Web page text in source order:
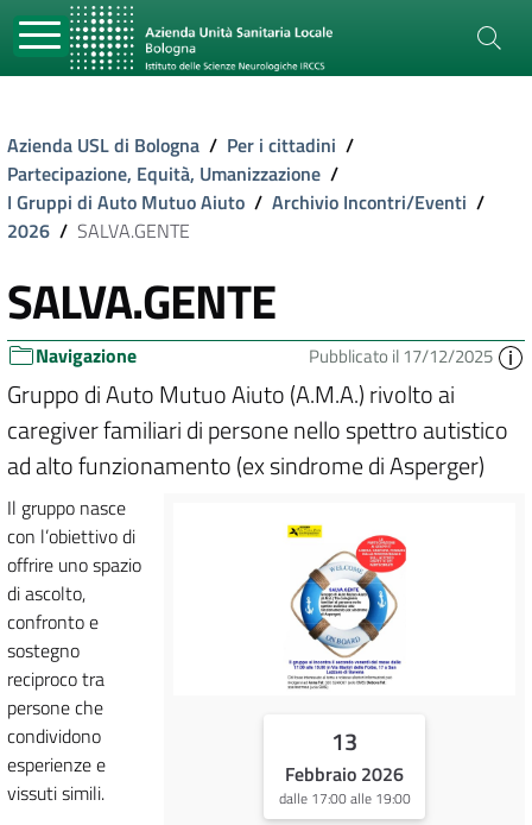
Azienda USL di Bologna / Per i cittadini /
Partecipazione, Equità, Umanizzazione /
I Gruppi di Auto Mutuo Aiuto / Archivio Incontri/Eventi /
2026 / SALVA.GENTE
SALVA.GENTE
Navigazione Pubblicato il 17/12/2025
Gruppo di Auto Mutuo Aiuto (A.M.A.) rivolto ai
caregiver familiari di persone nello spettro autistico
ad alto funzionamento (ex sindrome di Asperger)
13
Febbraio 2026
dalle 17:00 alle 19:00
Il gruppo nasce
con l’obiettivo di
offrire uno spazio
di ascolto,
confronto e
sostegno
reciproco tra
persone che
condividono
esperienze e
vissuti simili.